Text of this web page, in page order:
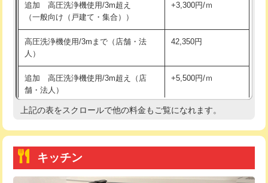
交換・取付（その他部品） 11,000円+材料費
持込商品取付（単水栓） 13,200円
持込商品取付（混合水栓）
持込商品取付（浄水器・分岐水栓） 16,500円
持込商品取付（温水洗浄便座） 22,000円
持込商品取付（普通便座⇔温水洗浄便
22,000円
給水管工事※（ホール加工)
追加 高圧洗浄機使用/3m超え
（一般向け（戸建て・集合））
+3,300円/ｍ
高圧洗浄機使用/3mまで（店舗・法
人）
42,350円
追加 高圧洗浄機使用/3m超え（店
舗・法人）
+5,500円/ｍ
高度高圧洗浄換 現地調査
トーラー機使用/3mまで
上記の表をスクロールで他の料金もご覧になれます。
キッチン